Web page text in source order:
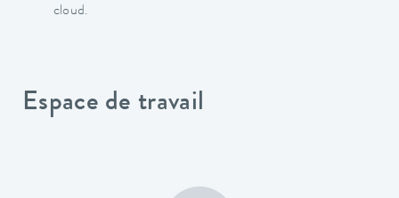
cloud.
Espace de travail